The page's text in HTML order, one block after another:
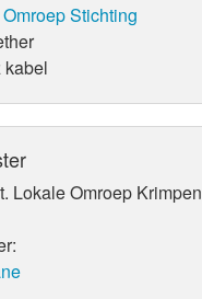
Stichting
kabel
Lokale Omroep Krimpen